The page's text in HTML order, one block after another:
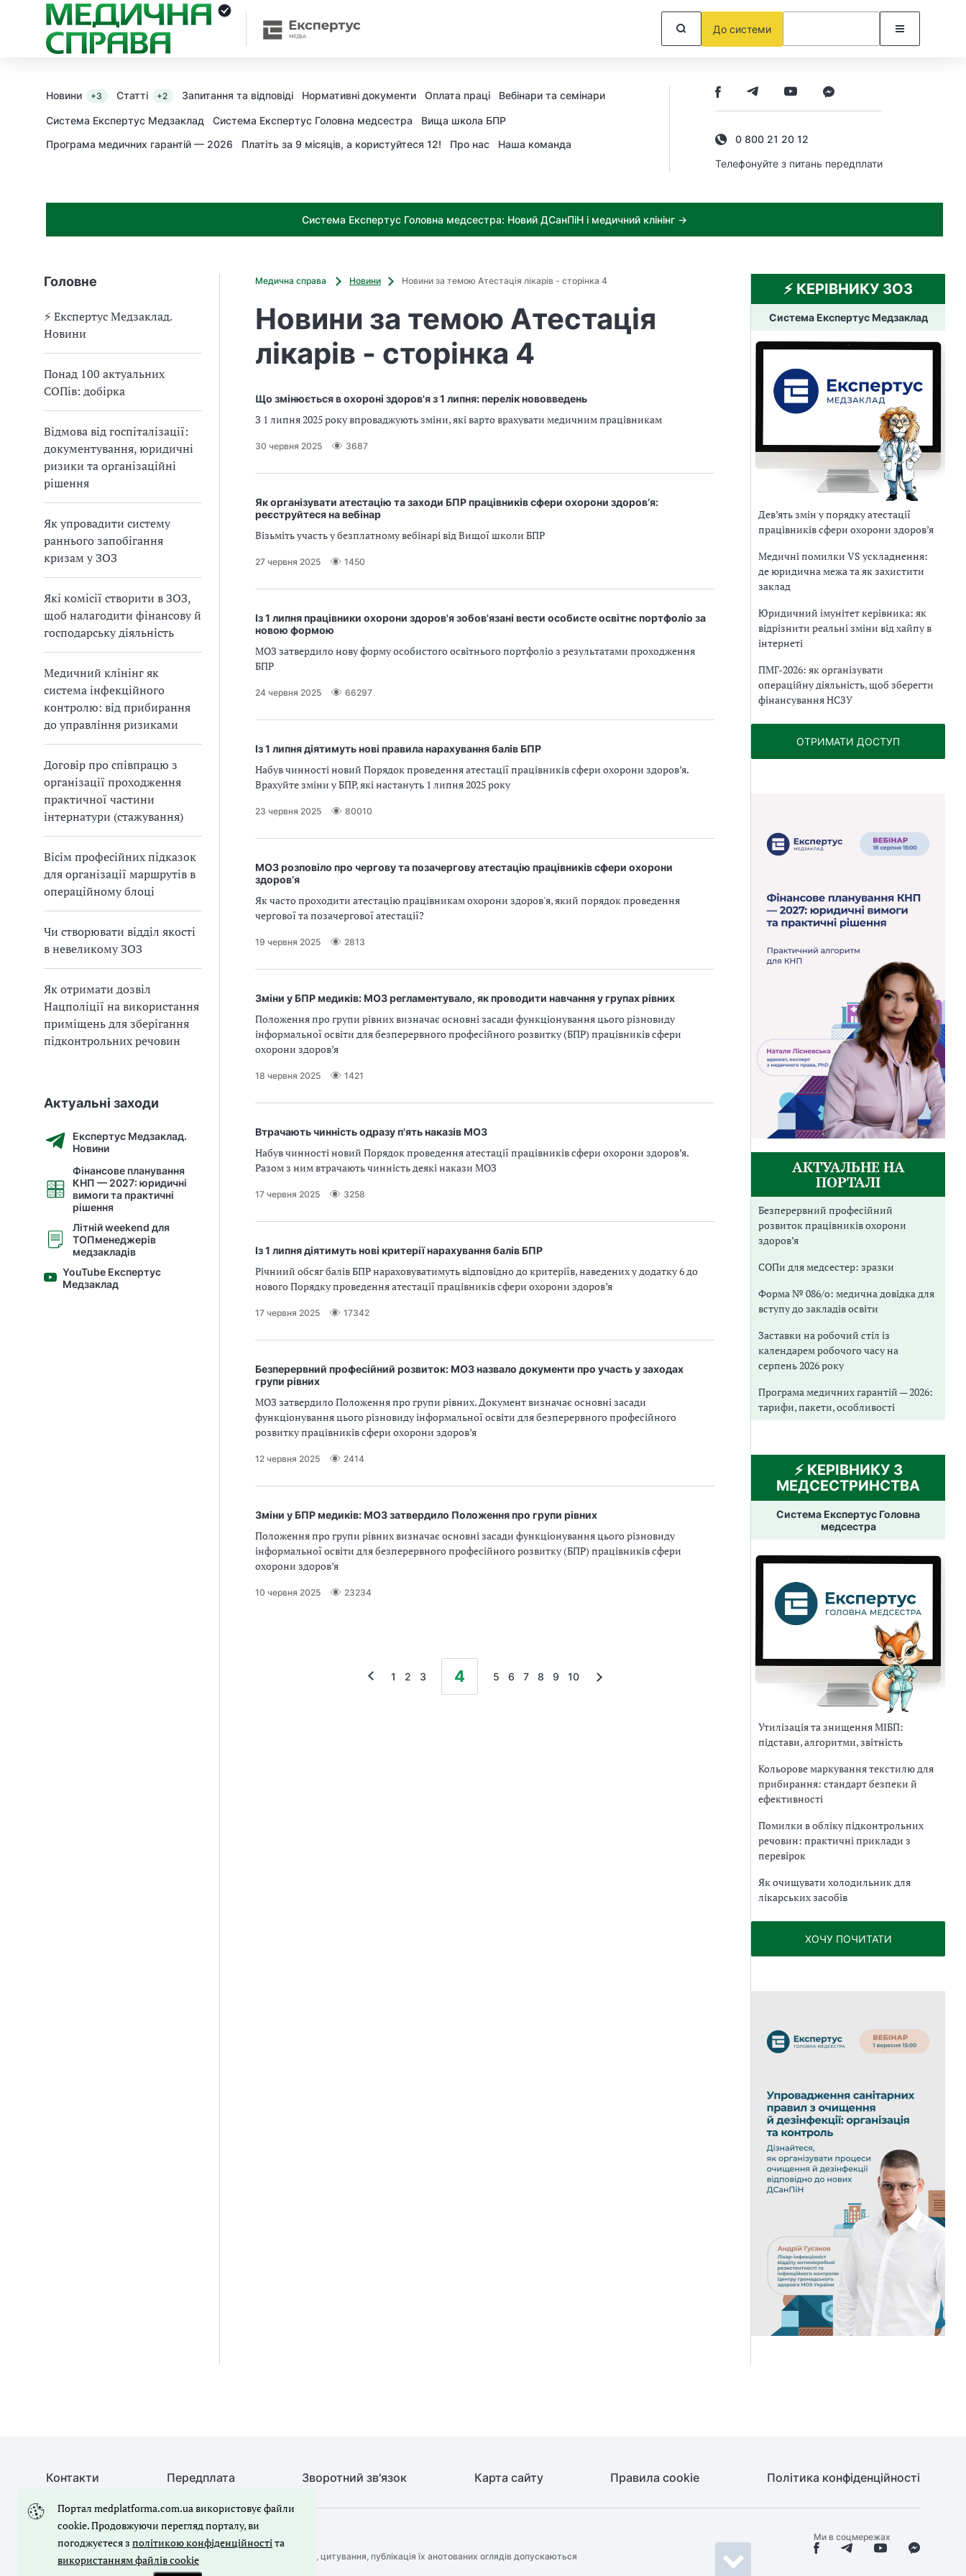
До системи
Новини +3 Статті +2 Запитання та відповіді Нормативні документи Оплата праці Вебінари та семінари
Система Експертус Медзаклад Система Експертус Головна медсестра
Вища школа БПР
Програма медичних гарантій — 2026
Платіть за 9 місяців, а користуйтеся 12! Про нас Наша команда
0 800 21 20 12
Телефонуйте з питань передплати
Система Експертус Головна медсестра: Новий ДСанПіН і медичний клінінг →
Головне
⚡️ Експертус Медзаклад.
Новини
Понад 100 актуальних
СОПів: добірка
Відмова від госпіталізації:
документування, юридичні
ризики та організаційні
рішення
Як упровадити систему
раннього запобігання
кризам у ЗОЗ
Які комісії створити в ЗОЗ,
щоб налагодити фінансову й
господарську діяльність
Медичний клінінг як
система інфекційного
контролю: від прибирання
до управління ризиками
Договір про співпрацю з
організації проходження
практичної частини
інтернатури (стажування)
Вісім професійних підказок
для організації маршрутів в
операційному блоці
Чи створювати відділ якості
в невеликому ЗОЗ
Як отримати дозвіл
Нацполіції на використання
приміщень для зберігання
підконтрольних речовин
Актуальні заходи
Експертус Медзаклад.
Новини
Фінансове планування
КНП — 2027: юридичні
вимоги та практичні
рішення
Літній weekend для
ТОПменеджерів
медзакладів
YouTube Експертус
Медзаклад
Медична справа Новини Новини за темою Атестація лікарів - сторінка 4
Новини за темою Атестація
лікарів - сторінка 4
Що змінюється в охороні здоров'я з 1 липня: перелік нововведень
З 1 липня 2025 року впроваджують зміни, які варто врахувати медичним працівникам
30 червня 2025 3687
Як організувати атестацію та заходи БПР працівників сфери охорони здоров’я:
реєструйтеся на вебінар
Візьміть участь у безплатному вебінарі від Вищої школи БПР
27 червня 2025 1450
Із 1 липня працівники охорони здоров'я зобов'язані вести особисте освітнє портфоліо за
новою формою
МОЗ затвердило нову форму особистого освітнього портфоліо з результатами проходження
БПР
24 червня 2025 66297
Із 1 липня діятимуть нові правила нарахування балів БПР
Набув чинності новий Порядок проведення атестації працівників сфери охорони здоров’я.
Врахуйте зміни у БПР, які настануть 1 липня 2025 року
23 червня 2025 80010
МОЗ розповіло про чергову та позачергову атестацію працівників сфери охорони
здоров’я
Як часто проходити атестацію працівникам охорони здоров'я, який порядок проведення
чергової та позачергової атестації?
19 червня 2025 2813
Зміни у БПР медиків: МОЗ регламентувало, як проводити навчання у групах рівних
Положення про групи рівних визначає основні засади функціонування цього різновиду
інформальної освіти для безперервного професійного розвитку (БПР) працівників сфери
охорони здоров’я
18 червня 2025 1421
Втрачають чинність одразу п'ять наказів МОЗ
Набув чинності новий Порядок проведення атестації працівників сфери охорони здоров’я.
Разом з ним втрачають чинність деякі накази МОЗ
17 червня 2025 3258
Із 1 липня діятимуть нові критерії нарахування балів БПР
Річниий обсяг балів БПР нараховуватимуть відповідно до критеріїв, наведених у додатку 6 до
нового Порядку проведення атестації працівників сфери охорони здоров’я
17 червня 2025 17342
Безперервний професійний розвиток: МОЗ назвало документи про участь у заходах
групи рівних
МОЗ затвердило Положення про групи рівних. Документ визначає основні засади
функціонування цього різновиду інформальної освіти для безперервного професійного
розвитку працівників сфери охорони здоров’я
12 червня 2025 2414
Зміни у БПР медиків: МОЗ затвердило Положення про групи рівних
Положення про групи рівних визначає основні засади функціонування цього різновиду
інформальної освіти для безперервного професійного розвитку (БПР) працівників сфери
охорони здоров’я
10 червня 2025 23234
1 2 3 4 5 6 7 8 9 10
⚡️ КЕРІВНИКУ ЗОЗ
Система Експертус Медзаклад
Дев’ять змін у порядку атестації
працівників сфери охорони здоров’я
Медичні помилки VS ускладнення:
де юридична межа та як захистити
заклад
Юридичний імунітет керівника: як
відрізнити реальні зміни від хайпу в
інтернеті
ПМГ-2026: як організувати
операційну діяльність, щоб зберегти
фінансування НСЗУ
ОТРИМАТИ ДОСТУП
АКТУАЛЬНЕ НА
ПОРТАЛІ
Безперервний професійний
розвиток працівників охорони
здоров’я
СОПи для медсестер: зразки
Форма № 086/о: медична довідка для
вступу до закладів освіти
Заставки на робочий стіл із
календарем робочого часу на
серпень 2026 року
Програма медичних гарантій — 2026:
тарифи, пакети, особливості
⚡️ КЕРІВНИКУ З
МЕДСЕСТРИНСТВА
Система Експертус Головна
медсестра
Утилізація та знищення МІБП:
підстави, алгоритми, звітність
Кольорове маркування текстилю для
прибирання: стандарт безпеки й
ефективності
Помилки в обліку підконтрольних
речовин: практичні приклади з
перевірок
Як очищувати холодильник для
лікарських засобів
ХОЧУ ПОЧИТАТИ
Контакти Передплата Зворотний зв'язок Карта сайту Правила cookie Політика конфіденційності
© Медична справа, 2026. Усі права захищено
Повне або часткове копіювання будь-яких матеріалів порталу, цитування, публікація їх анотованих оглядів допускаються
лише з письмового дозволу редакції порталу.
Ми в соцмережах
Портал medplatforma.com.ua використовує файли
cookie. Продовжуючи перегляд порталу, ви
погоджуєтеся з політикою конфіденційностіта
використанням файлів cookie